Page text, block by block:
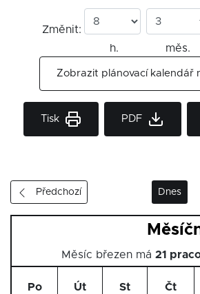
Změnit:
h.
měs.
Zobrazit plánovací kalendář
Tisk PDF
Předchozí Dnes
Měsíc březen má 21
Po Út St Čt